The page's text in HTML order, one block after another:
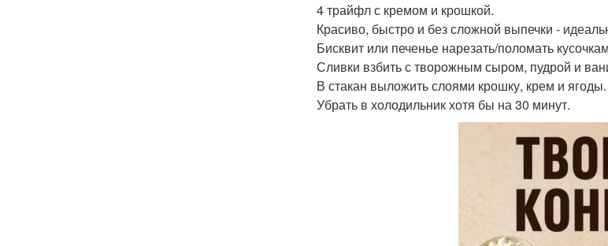
4 трайфл с кремом и крошкой.
Красиво, быстро и без сложной выпечки -
Бисквит или печенье нарезать/поломать
Сливки взбить с творожным сыром, пудрой и
В стакан выложить слоями крошку, крем и ягоды.
Убрать в холодильник хотя бы на 30 минут.